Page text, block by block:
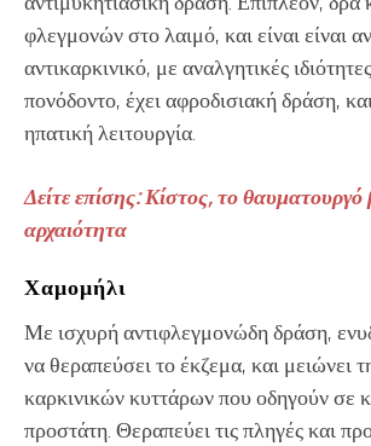
φλεγμονών στο λαιμό, και είναι είναι
αντικαρκινικό, με αναλγητικές
πονόδοντο, έχει αφροδισιακή δράση,
ηπατική λειτουργία.
Δείτε επίσης: Κίστος, το
αρχαιότητα
Χαμομήλι
Με ισχυρή αντιφλεγμονώδη δράση,
να θεραπεύσει το έκζεμα, και μειώνει
καρκινικών κυττάρων που οδηγούν σε
προστάτη. Θεραπεύει τις πληγές και